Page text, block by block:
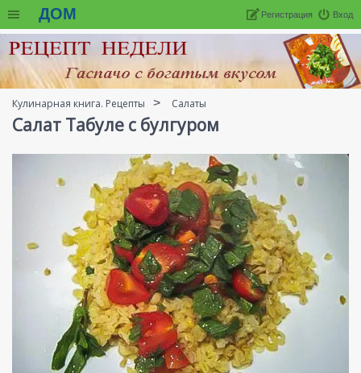
ДОМ Вход
Регистрация
Кулинарная книга. Рецепты Салаты
Салат Табуле с булгуром